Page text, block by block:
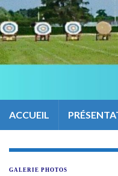
ACCUEIL
GALERIE PHOTOS